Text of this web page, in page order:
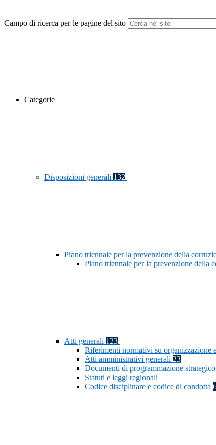
Campo di ricerca per le pagine del sito
Categorie
Disposizioni generali 132
Piano triennale per la prevenzione della
Piano triennale per la prevenzione della
Atti generali 123
Riferimenti normativi su organizzazione
Atti amministrativi generali 23
Documenti di programmazione
Statuti e leggi regionali
Codice disciplinare e codice di condotta